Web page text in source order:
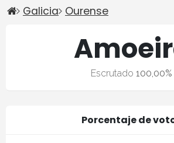
Galicia Ourense
Escrutado 100,00%
Porcentaje de